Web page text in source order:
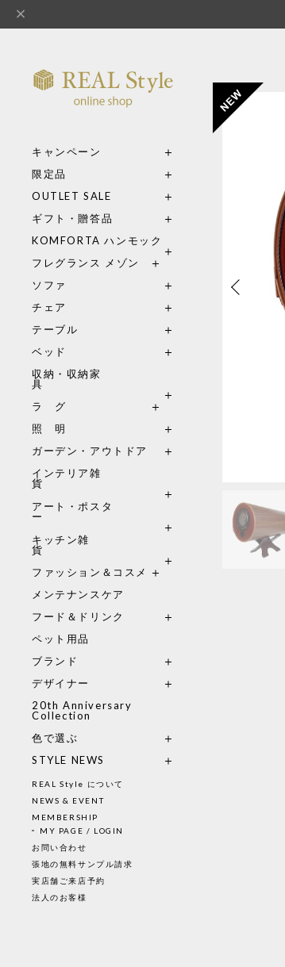
キャンペーン
限定品
OUTLET SALE
ギフト・贈答品
KOMFORTA ハンモック
フレグランス メゾン
ソファ
チェア
テーブル
ベッド
収納・収納家
具
ラ グ
照 明
ガーデン・アウトドア
インテリア雑
貨
アート・ポスタ
ー
キッチン雑
貨
ファッション＆コスメ
メンテナンスケア
フード＆ドリンク
ペット用品
ブランド
デザイナー
20th Anniversary
Collection
色で選ぶ
STYLE NEWS
REAL Style について
NEWS & EVENT
MEMBERSHIP
MY PAGE / LOGIN
お問い合わせ
張地の無料サンプル請求
実店舗ご来店予約
法人のお客様